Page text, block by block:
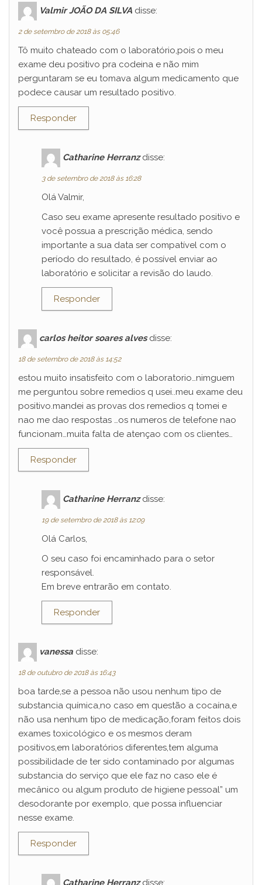
Valmir JOÃO DA SILVA disse:
2 de setembro de 2018 às 05:46
Tô muito chateado com o laboratório,pois o meu
exame deu positivo pra codeina e não mim
perguntaram se eu tomava algum medicamento que
podece causar um resultado positivo.
Responder
Catharine Herranz disse:
3 de setembro de 2018 às 16:28
Olá Valmir,
Caso seu exame apresente resultado positivo e
você possua a prescrição médica, sendo
importante a sua data ser compatível com o
período do resultado, é possível enviar ao
laboratório e solicitar a revisão do laudo.
Responder
carlos heitor soares alves disse:
18 de setembro de 2018 às 14:52
estou muito insatisfeito com o laboratorio…nimguem
me perguntou sobre remedios q usei..meu exame deu
positivo.mandei as provas dos remedios q tomei e
nao me dao respostas …os numeros de telefone nao
funcionam…muita falta de atençao com os clientes…
Responder
Catharine Herranz disse:
19 de setembro de 2018 às 12:09
Olá Carlos,
O seu caso foi encaminhado para o setor
responsável.
Em breve entrarão em contato.
Responder
vanessa disse:
18 de outubro de 2018 às 16:43
boa tarde,se a pessoa não usou nenhum tipo de
substancia química,no caso em questão a cocaína,e
não usa nenhum tipo de medicação,foram feitos dois
exames toxicológico e os mesmos deram
positivos,em laboratórios diferentes,tem alguma
possibilidade de ter sido contaminado por algumas
substancia do serviço que ele faz no caso ele é
mecânico ou algum produto de higiene pessoal” um
desodorante por exemplo, que possa influenciar
nesse exame.
Responder
Catharine Herranz disse: